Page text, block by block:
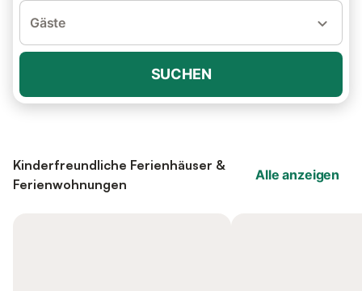
Gäste
SUCHEN
Kinderfreundliche Ferienhäuser &
Ferienwohnungen
Alle anzeigen